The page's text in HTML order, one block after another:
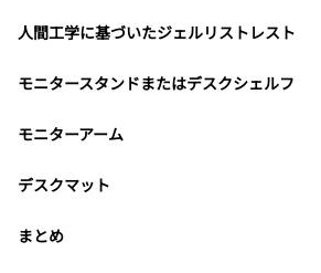
人間工学に基づいたジェルリストレスト
モニタースタンドまたはデスクシェルフ
モニターアーム
デスクマット
まとめ